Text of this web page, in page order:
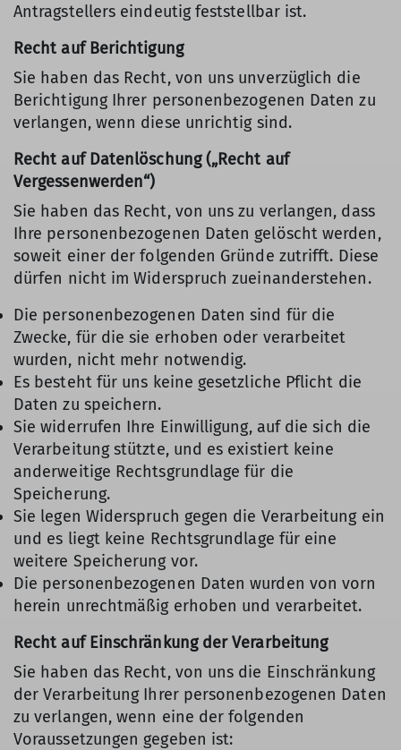
Antragstellers eindeutig feststellbar ist.
Recht auf Berichtigung
Sie haben das Recht, von uns unverzüglich die
Berichtigung Ihrer personenbezogenen Daten zu
verlangen, wenn diese unrichtig sind.
Recht auf Datenlöschung („Recht auf
Vergessenwerden“)
Sie haben das Recht, von uns zu verlangen, dass
Ihre personenbezogenen Daten gelöscht werden,
soweit einer der folgenden Gründe zutrifft. Diese
dürfen nicht im Widerspruch zueinanderstehen.
Die personenbezogenen Daten sind für die
Zwecke, für die sie erhoben oder verarbeitet
wurden, nicht mehr notwendig.
Es besteht für uns keine gesetzliche Pflicht die
Daten zu speichern.
Sie widerrufen Ihre Einwilligung, auf die sich die
Verarbeitung stützte, und es existiert keine
anderweitige Rechtsgrundlage für die
Speicherung.
Sie legen Widerspruch gegen die Verarbeitung ein
und es liegt keine Rechtsgrundlage für eine
weitere Speicherung vor.
Die personenbezogenen Daten wurden von vorn
herein unrechtmäßig erhoben und verarbeitet.
Recht auf Einschränkung der Verarbeitung
Sie haben das Recht, von uns die Einschränkung
der Verarbeitung Ihrer personenbezogenen Daten
zu verlangen, wenn eine der folgenden
Voraussetzungen gegeben ist: